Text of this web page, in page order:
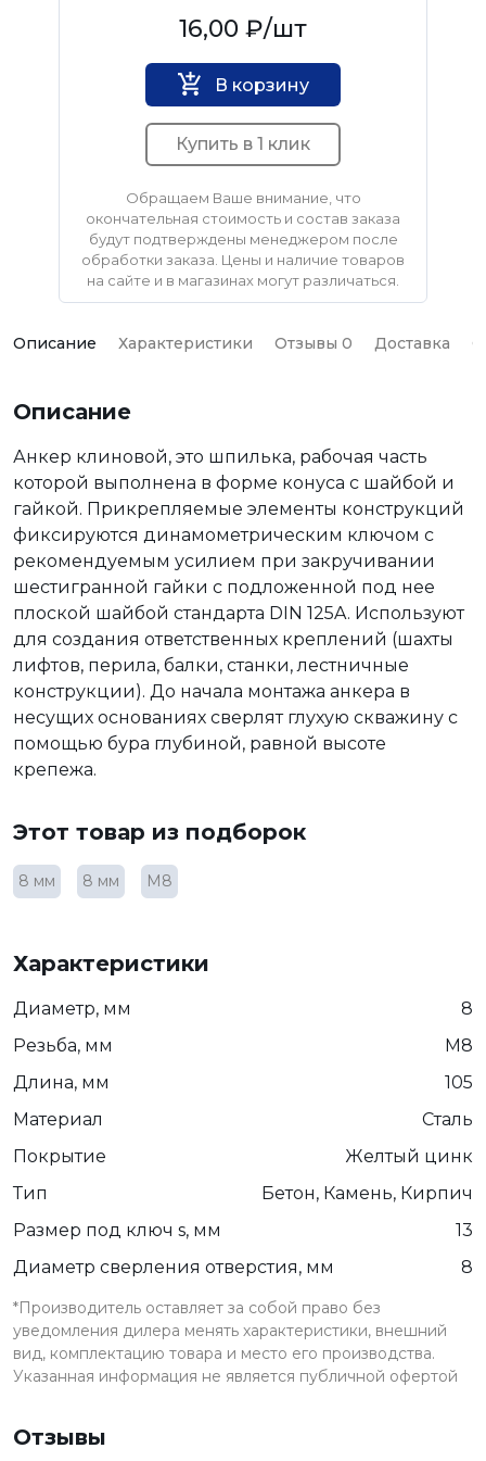
Нет бренда16,00 ₽/шт
В корзину
Купить в 1 клик
Обращаем Ваше внимание, что
окончательная стоимость и состав заказа
будут подтверждены менеджером после
обработки заказа. Цены и наличие товаров
на сайте и в магазинах могут различаться.
Описание Характеристики Отзывы 0 Доставка
Описание
Анкер клиновой, это шпилька, рабочая часть
которой выполнена в форме конуса с шайбой и
гайкой. Прикрепляемые элементы конструкций
фиксируются динамометрическим ключом с
рекомендуемым усилием при закручивании
шестигранной гайки с подложенной под нее
плоской шайбой стандарта DIN 125A. Используют
для создания ответственных креплений (шахты
лифтов, перила, балки, станки, лестничные
конструкции). До начала монтажа анкера в
несущих основаниях сверлят глухую скважину с
помощью бура глубиной, равной высоте
крепежа.
Этот товар из подборок
8 мм 8 мм М8
Характеристики
Диаметр, мм
8
Резьба, мм
М8
Длина, мм
105
Материал
Сталь
Покрытие
Желтый цинк
Тип
Бетон, Камень, Кирпич
Размер под ключ s, мм
13
Диаметр сверления отверстия, мм
8
*Производитель оставляет за собой право без
уведомления дилера менять характеристики, внешний
вид, комплектацию товара и место его производства.
Указанная информация не является публичной офертой
Отзывы